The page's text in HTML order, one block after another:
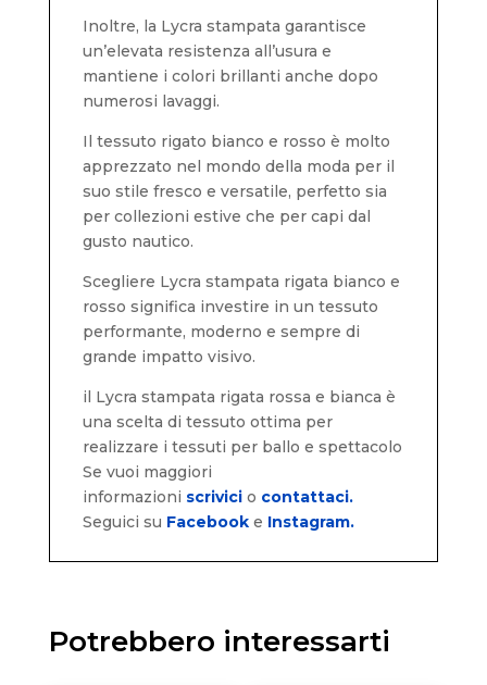
Inoltre, la Lycra stampata garantisce
un’elevata resistenza all’usura e
mantiene i colori brillanti anche dopo
numerosi lavaggi.
Il tessuto rigato bianco e rosso è molto
apprezzato nel mondo della moda per il
suo stile fresco e versatile, perfetto sia
per collezioni estive che per capi dal
gusto nautico.
Scegliere Lycra stampata rigata bianco e
rosso significa investire in un tessuto
performante, moderno e sempre di
grande impatto visivo.
il Lycra stampata rigata rossa e bianca è
una scelta di tessuto ottima per
realizzare i tessuti per ballo e spettacolo
Se vuoi maggiori
informazioni scrivici o contattaci.
Seguici su Facebooke Instagram.
Potrebbero interessarti